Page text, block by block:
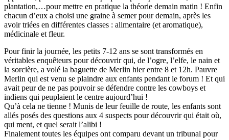
plantation,…pour mettre en pratique la théorie demain matin ! Enfin
chacun d’eux a choisi une graine à semer pour demain, après les
avoir triées en différentes classes : alimentaire (et aromatique),
médicinale et fleur.
Pour finir la journée, les petits 7-12 ans se sont transformés en
véritables enquêteurs pour découvrir qui, de l’ogre, l’elfe, le nain et
la sorcière, a volé la baguette de Merlin hier entre 8 et 12h. Pauvre
Merlin qui est venu se plaindre aux enfants pendant le forum ! Et qui
avait peur de ne pas pouvoir se défendre contre les cowboys et
indiens qui peuplaient le centre aujourd’hui !
Qu’à cela ne tienne ! Munis de leur feuille de route, les enfants sont
allés posés des questions aux 4 suspects pour découvrir qui était où,
qui ment, et quel serait l’alibi !
Finalement toutes les équipes ont comparu devant un tribunal pour